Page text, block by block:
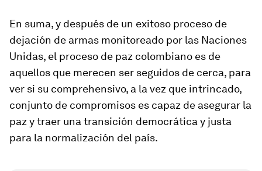
En suma, y después de un exitoso proceso de
dejación de armas monitoreado por las Naciones
Unidas, el proceso de paz colombiano es de
aquellos que merecen ser seguidos de cerca, para
ver si su comprehensivo, a la vez que intrincado,
conjunto de compromisos es capaz de asegurar la
paz y traer una transición democrática y justa
para la normalización del país.